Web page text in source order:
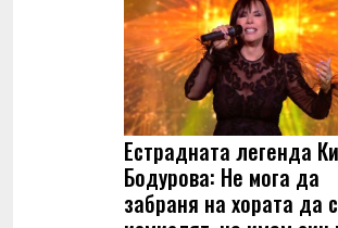
Естрадната легенда
Бодурова: Не мога да
забраня на хората да